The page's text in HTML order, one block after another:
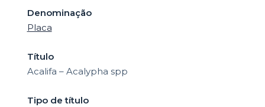
Denominação
Placa
Título
Acalifa – Acalypha spp
Tipo de título